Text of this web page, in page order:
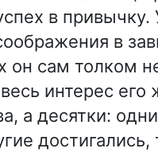
в
в
он сам толком
интерес его
а десятки: